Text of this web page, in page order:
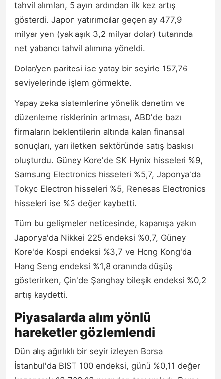
tahvil alımları, 5 ayın ardından ilk kez artış
gösterdi. Japon yatırımcılar geçen ay 477,9
milyar yen (yaklaşık 3,2 milyar dolar) tutarında
net yabancı tahvil alımına yöneldi.
Dolar/yen paritesi ise yatay bir seyirle 157,76
seviyelerinde işlem görmekte.
Yapay zeka sistemlerine yönelik denetim ve
düzenleme risklerinin artması, ABD'de bazı
firmaların beklentilerin altında kalan finansal
sonuçları, yarı iletken sektöründe satış baskısı
oluşturdu. Güney Kore'de SK Hynix hisseleri %9,
Samsung Electronics hisseleri %5,7, Japonya'da
Tokyo Electron hisseleri %5, Renesas Electronics
hisseleri ise %3 değer kaybetti.
Tüm bu gelişmeler neticesinde, kapanışa yakın
Japonya'da Nikkei 225 endeksi %0,7, Güney
Kore'de Kospi endeksi %3,7 ve Hong Kong'da
Hang Seng endeksi %1,8 oranında düşüş
gösterirken, Çin'de Şanghay bileşik endeksi %0,2
artış kaydetti.
Piyasalarda alım yönlü
hareketler gözlemlendi
Dün alış ağırlıklı bir seyir izleyen Borsa
İstanbul'da BIST 100 endeksi, günü %0,11 değer